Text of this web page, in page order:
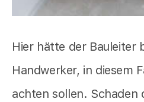
Hier hätte der Bauleiter
Handwerker, in diesem
achten sollen. Schaden